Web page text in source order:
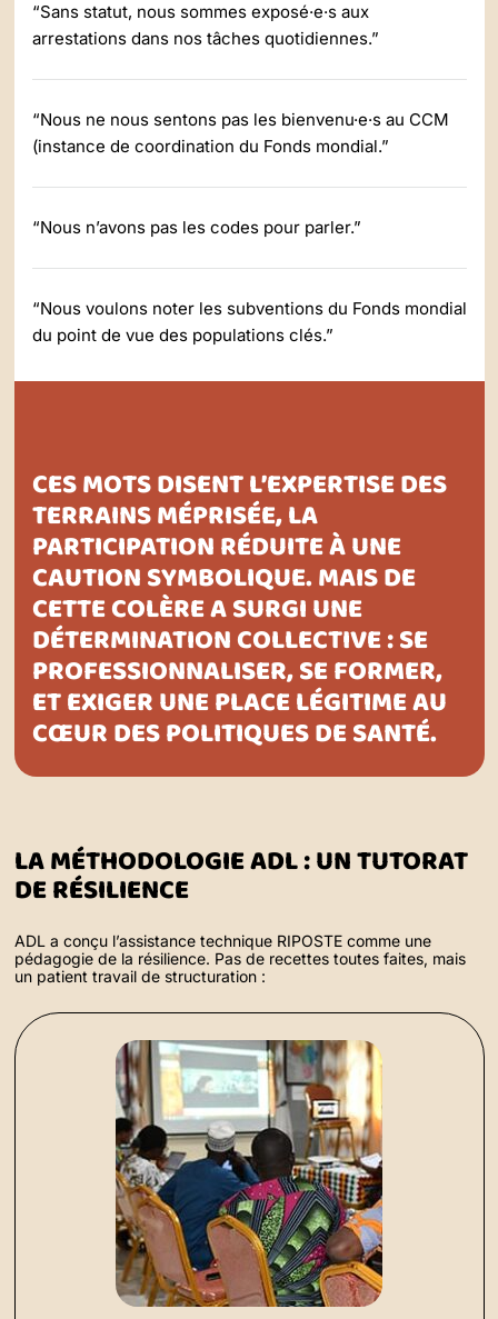
“Sans statut, nous sommes exposé·e·s aux
arrestations dans nos tâches quotidiennes.”
“Nous ne nous sentons pas les bienvenu·e·s au CCM
(instance de coordination du Fonds mondial.”
“Nous n’avons pas les codes pour parler.”
“Nous voulons noter les subventions du Fonds mondial
du point de vue des populations clés.”
CES MOTS DISENT L’EXPERTISE DES
TERRAINS MÉPRISÉE, LA
PARTICIPATION RÉDUITE À UNE
CAUTION SYMBOLIQUE. MAIS DE
CETTE COLÈRE A SURGI UNE
DÉTERMINATION COLLECTIVE : SE
PROFESSIONNALISER, SE FORMER,
ET EXIGER UNE PLACE LÉGITIME AU
CŒUR DES POLITIQUES DE SANTÉ.
LA MÉTHODOLOGIE ADL : UN TUTORAT
DE RÉSILIENCE
ADL a conçu l’assistance technique RIPOSTE comme une
pédagogie de la résilience. Pas de recettes toutes faites, mais
un patient travail de structuration :